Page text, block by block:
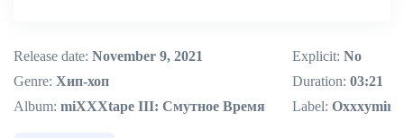
Release date: November 9, 2021
Genre: Хип-хоп
Album: miXXXtape III: Смутное Время
Explicit: No
Duration: 03:21
Label: